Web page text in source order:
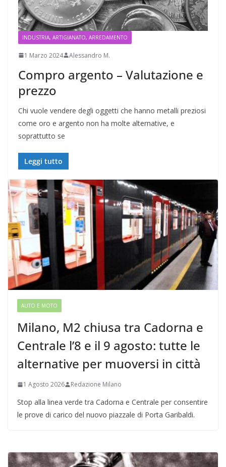
INDUSTRIA, ARTIGIANATO, ARREDAMENTO
1 Marzo 2024 Alessandro M.
Compro argento – Valutazione e
prezzo
Chi vuole vendere degli oggetti che hanno metalli preziosi
come oro e argento non ha molte alternative, e
soprattutto se
Leggi tutto
AUTO E MOTO
Milano, M2 chiusa tra Cadorna e
Centrale l’8 e il 9 agosto: tutte le
alternative per muoversi in città
1 Agosto 2026 Redazione Milano
Stop alla linea verde tra Cadorna e Centrale per consentire
le prove di carico del nuovo piazzale di Porta Garibaldi.